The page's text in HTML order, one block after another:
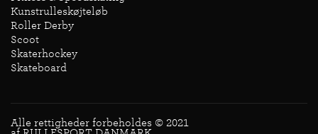
Kunstrulleskøjteløb
Roller Derby
Scoot
Skaterhockey
Skateboard
Alle rettigheder forbeholdes © 2021